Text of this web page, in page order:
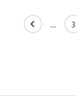
... 3